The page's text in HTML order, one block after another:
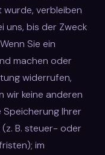
verbleiben
uns, bis der Zweck
Sie ein
machen oder
widerrufen,
wir keine anderen
Ihrer
B. steuer- oder
im